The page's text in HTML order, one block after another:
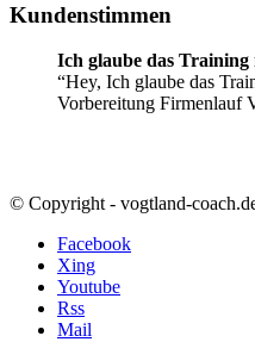
Kundenstimmen
Ich glaube das
Hey, Ich glaube das
Vorbereitung Firmenlauf
© Copyright - vogtland-
Facebook
Xing
Youtube
Rss
Mail